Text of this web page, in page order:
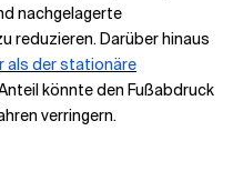
nachgelagerte
reduzieren. Darüber hinaus
als der stationäre
könnte den Fußabdruck
verringern.